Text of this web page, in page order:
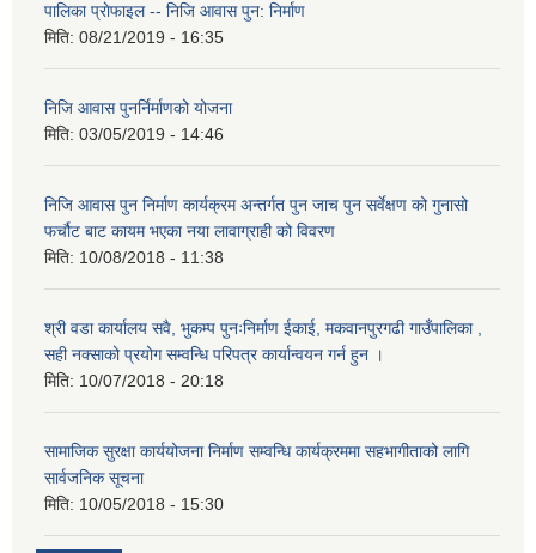
पालिका प्राेफाइल -- निजि आवास पुन: निर्माण
मिति: 08/21/2019 - 16:35
निजि आवास पुनर्निर्माणको योजना
मिति: 03/05/2019 - 14:46
निजि आवास पुन निर्माण कार्यक्रम अन्तर्गत पुन जाच पुन सर्वेक्षण को गुनासो
फर्चौट बाट कायम भएका नया लावाग्राही को विवरण
मिति: 10/08/2018 - 11:38
श्री वडा कार्यालय सवै, भुकम्प पुनःनिर्माण ईकाई, मकवानपुरगढी गाउँपालिका ,
सही नक्साको प्रयोग सम्वन्धि परिपत्र कार्यान्वयन गर्न हुन ।
मिति: 10/07/2018 - 20:18
सामाजिक सुरक्षा कार्ययोजना निर्माण सम्वन्धि कार्यक्रममा सहभागीताको लागि
सार्वजनिक सूचना
मिति: 10/05/2018 - 15:30